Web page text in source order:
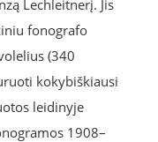
Lechleitnerį. Jis
fonografo
(340
kokybiškiausi
leidinyje
1908–